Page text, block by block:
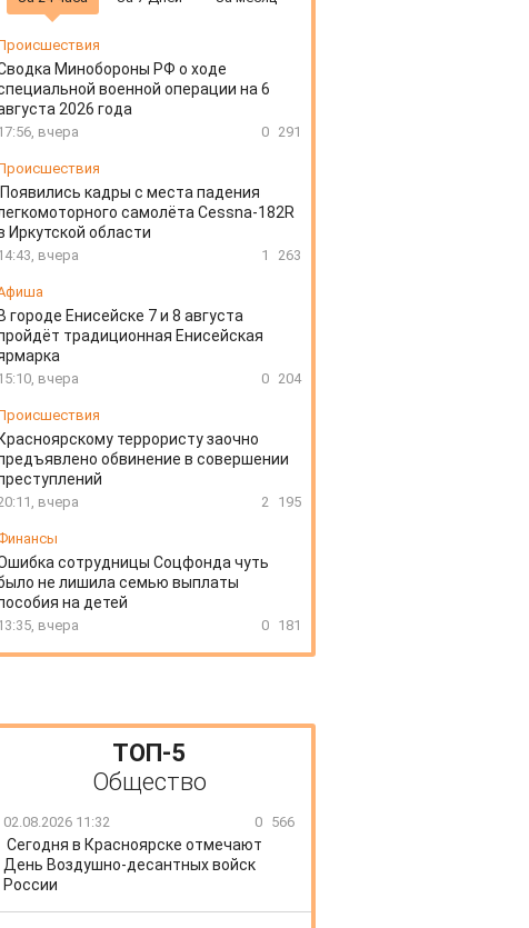
Минобороны РФ о ходе
военной операции на 6
2026 года
вчера 0 291
Появились кадры с места падения
самолёта Cessna-182R
Иркутской области
вчера 1 263
В городе Енисейске 7 и 8 августа
традиционная Енисейская
вчера 0 204
Красноярскому террористу заочно
обвинение в совершении
вчера 2 195
сотрудницы Соцфонда чуть
не лишила семью выплаты
на детей
вчера 0 181
ТОП-5
Общество
02.08.2026 11:32 0 566
Сегодня в Красноярске отмечают
День Воздушно-десантных войск
России